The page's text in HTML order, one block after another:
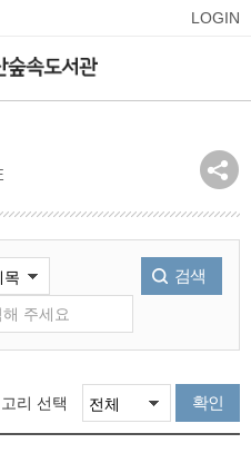
LOGIN
검색
리 선택 확인